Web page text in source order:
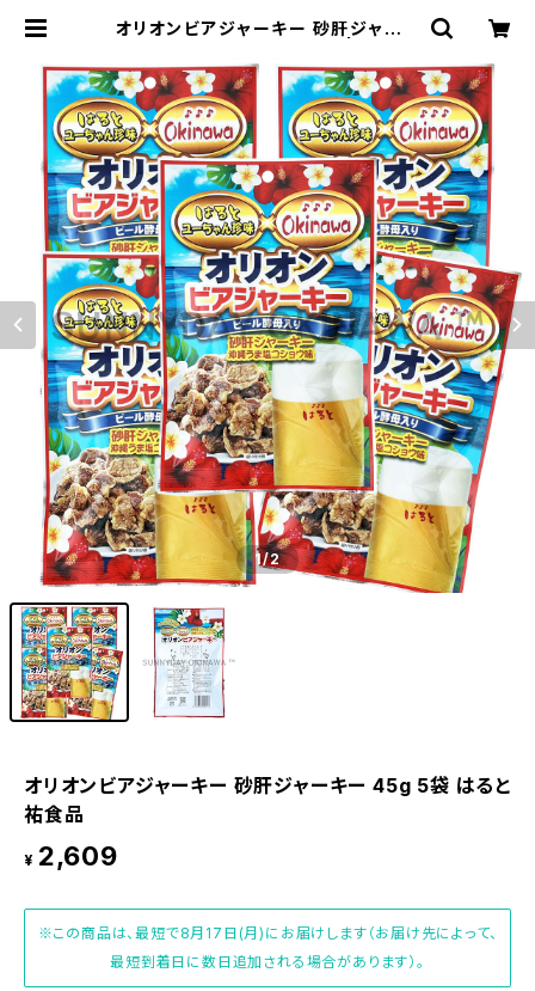
オリオンビアジャーキー 砂肝ジャーキ
デイオキナワ | 超沖縄専門店
1/2
オリオンビアジャーキー 砂肝ジャーキー 45g 5袋 はると
祐食品
¥ 2,609
※この商品は、最短で8月17日(月)にお届けします（お届け先によって、
最短到着日に数日追加される場合があります）。